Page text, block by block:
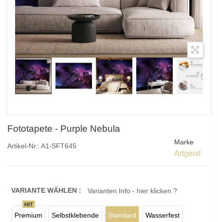
Fototapete - Purple Nebula
Artikel-Nr.: A1-SFT645 Marke
Artgeist
VARIANTE WÄHLEN : Varianten Info - hier klicken ?
Premium
HIT
Selbstklebende Standard Wasserfest